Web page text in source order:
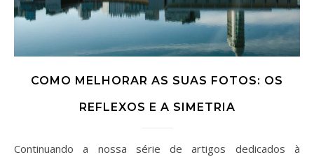
COMO MELHORAR AS SUAS FOTOS: OS
REFLEXOS E A SIMETRIA
Continuando a nossa série de artigos dedicados à